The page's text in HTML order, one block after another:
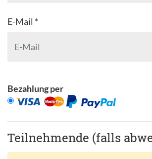
E-Mail *
Bezahlung per
Teilnehmende (falls